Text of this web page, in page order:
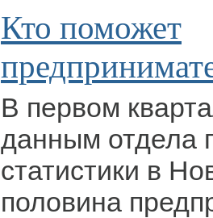
Кто поможет
В первом
данным отдела
статистики в
половина